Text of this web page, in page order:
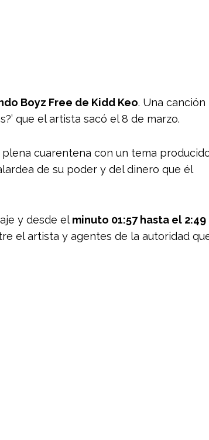
Boyz Free de Kidd Keo. Una canción
que el artista sacó el 8 de marzo.
cuarentena con un tema
de su poder y del dinero que él
y desde el minuto 01:57 hasta el 2:49
el artista y agentes de la autoridad